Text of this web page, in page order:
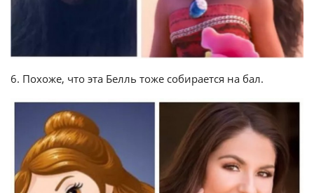
6. Похоже, что эта Белль тоже собирается на бал.